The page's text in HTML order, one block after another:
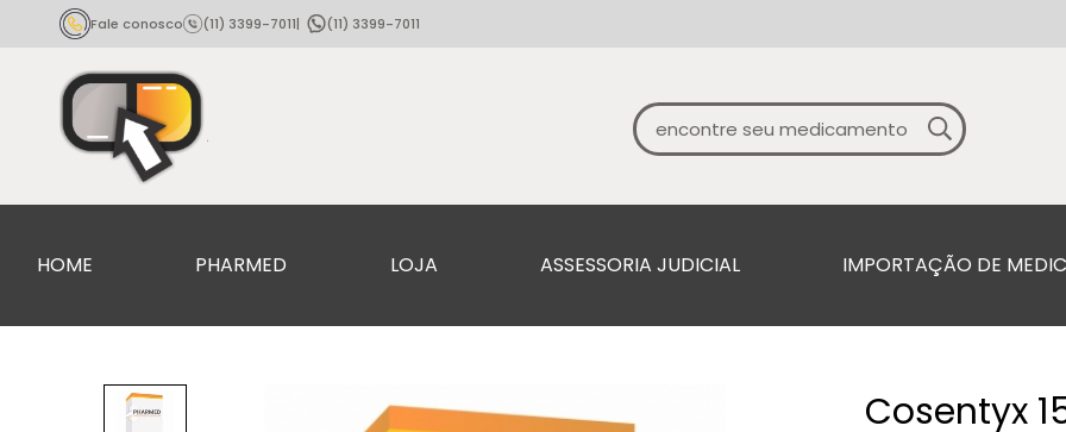
Fale conosco (11) 3399-7011| (11) 3399-7011
HOME PHARMED LOJA ASSESSORIA JUDICIAL IMPORTAÇÃO DE
Cosentyx